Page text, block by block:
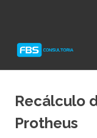
Protheus
Recálculo
Protheus